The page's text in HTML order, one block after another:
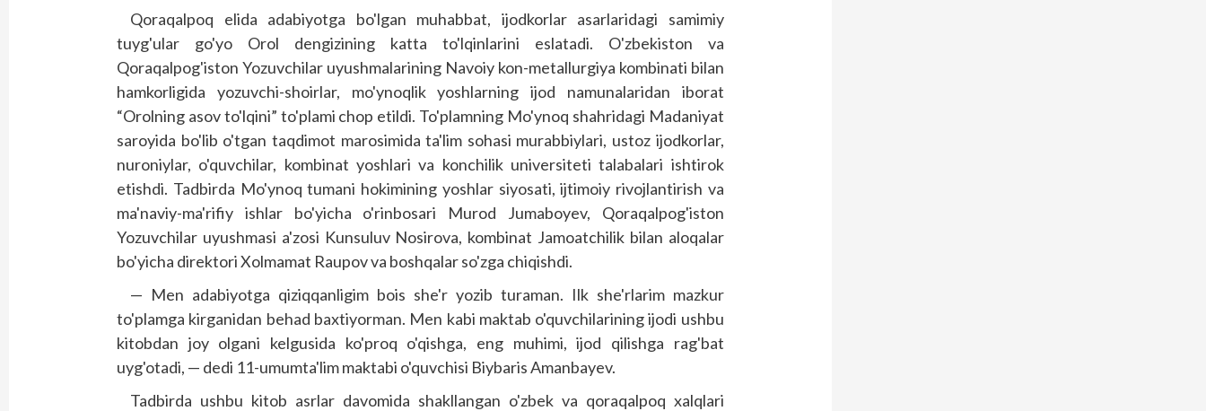
Qoraqalpoq elida adabiyotga bo'lgan muhabbat, ijodkorlar asarlaridagi samimiy
tuyg'ular go'yo Orol dengizining katta to'lqinlarini eslatadi. O'zbekiston va
Qoraqalpog'iston Yozuvchilar uyushmalarining Navoiy kon-metallurgiya kombinati bilan
hamkorligida yozuvchi-shoirlar, mo'ynoqlik yoshlarning ijod namunalaridan iborat
“Orolning asov to'lqini” to'plami chop etildi. To'plamning Mo'ynoq shahridagi Madaniyat
saroyida bo'lib o'tgan taqdimot marosimida ta'lim sohasi murabbiylari, ustoz ijodkorlar,
nuroniylar, o'quvchilar, kombinat yoshlari va konchilik universiteti talabalari ishtirok
etishdi. Tadbirda Mo'ynoq tumani hokimining yoshlar siyosati, ijtimoiy rivojlantirish va
ma'naviy-ma'rifiy ishlar bo'yicha o'rinbosari Murod Jumaboyev, Qoraqalpog'iston
Yozuvchilar uyushmasi a'zosi Kunsuluv Nosirova, kombinat Jamoatchilik bilan aloqalar
bo'yicha direktori Xolmamat Raupov va boshqalar so'zga chiqishdi.
— Men adabiyotga qiziqqanligim bois she'r yozib turaman. Ilk she'rlarim mazkur
to'plamga kirganidan behad baxtiyorman. Men kabi maktab o'quvchilarining ijodi ushbu
kitobdan joy olgani kelgusida ko'proq o'qishga, eng muhimi, ijod qilishga rag'bat
uyg'otadi, — dedi 11-umumta'lim maktabi o'quvchisi Biybaris Amanbayev.
Tadbirda ushbu kitob asrlar davomida shakllangan o'zbek va qoraqalpoq xalqlari